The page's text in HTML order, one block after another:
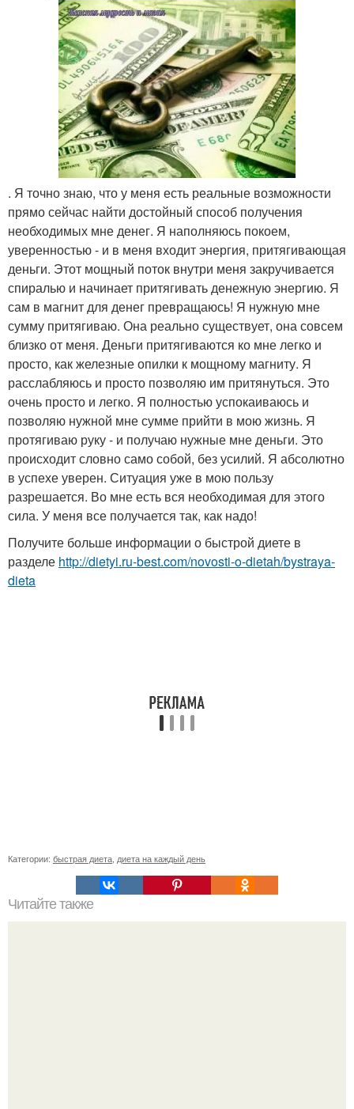
. Я точно знаю, что у меня есть реальные возможности
прямо сейчас найти достойный способ получения
необходимых мне денег. Я наполняюсь покоем,
уверенностью - и в меня входит энергия, притягивающая
деньги. Этот мощный поток внутри меня закручивается
спиралью и начинает притягивать денежную энергию. Я
сам в магнит для денег превращаюсь! Я нужную мне
сумму притягиваю. Она реально существует, она совсем
близко от меня. Деньги притягиваются ко мне легко и
просто, как железные опилки к мощному магниту. Я
расслабляюсь и просто позволяю им притянуться. Это
очень просто и легко. Я полностью успокаиваюсь и
позволяю нужной мне сумме прийти в мою жизнь. Я
протягиваю руку - и получаю нужные мне деньги. Это
происходит словно само собой, без усилий. Я абсолютно
в успехе уверен. Ситуация уже в мою пользу
разрешается. Во мне есть вся необходимая для этого
сила. У меня все получается так, как надо!
Получите больше информации о быстрой диете в
разделе http://dietyi.ru-best.com/novosti-o-dietah/bystraya-
dieta
Категории: быстрая диета диета на каждый день
Читайте также